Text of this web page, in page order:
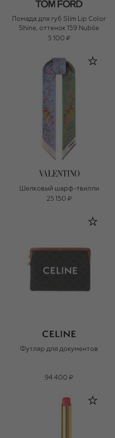
Помада для губ Slim Lip Color
Shine, оттенок 159 Nubile
5 100 ₽
Шелковый шарф-твилли
25 150 ₽
Футляр для документов
94 400 ₽